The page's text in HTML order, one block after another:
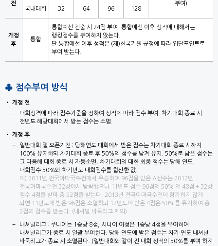
전
부여)
국내대회
32 64 96 128
개정
후
통합
통합예선 진출 시 24점 부여. 통합예선 이후 성적에 대해서는
랭킹점수를 부여하지 않는다.
단 통합예선 이후 성적은 (재)한국기원 규정에 따라 입단포인트로
부여 받는다.
♣ 점수부여 방식
개정 전
대회성격에 따라 점수기준을 정하여 성적에 따라 점수 부여. 차기대회 종료 시
전년도 해당대회에서 받는 점수는 소멸.
개정 후
일반대회 및 오픈기전 : 당해연도 대회에서 받은 점수는 차기대회 종료 시까지
100% 유지하되 차기대회 종료 후 50%의 점수를 남겨 유지. 50%로 남은 점수는
그 다음해 대회 종료 시 자동소멸. 차기대회의 대한 최종 점수는 당해 연도
대회점수 50%와 차기년도 대회점수를 합산한 값.
예) 2011년 전국아마국수전에서 우승하여 96점을 받은 A선수는 2012년
전국아마국수전 32강에서 탈락했으나 11년도 점수 96점의 50% 인 48점 + 32강
점수 4점을 받아 총 52점을 받는다. 2013년 전국아마국수전에 참가하지 않게
되면 11년도에 받은 96점은 소멸하되 12년도에 받은 4점은 50%를 유지하여 총
2점의 점수를 받는다. (내셔널 바둑리그 제외)
내셔널리그 : 주니어는 1승당 8점, 시니어 여성은 1승당 4점을 부여하며
내셔널리그가 종료 시 일괄 부여한다. 당해 연도에 받은 점수는 차기 연도 내셔널
바둑리그가 종료 시 소멸된다. (일반대회와 같이 전 대회 성적의 50%를 부여 하지